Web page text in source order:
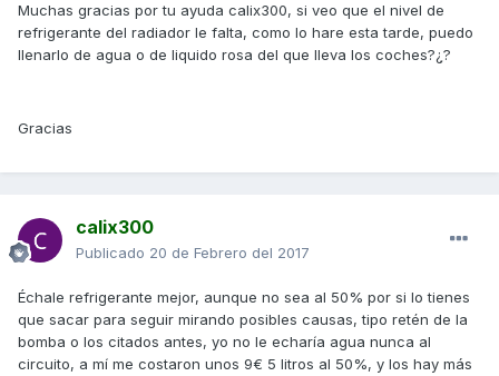
Muchas gracias por tu ayuda calix300, si veo que el nivel de
refrigerante del radiador le falta, como lo hare esta tarde, puedo
llenarlo de agua o de liquido rosa del que lleva los coches?¿?
Gracias
calix300
Publicado 20 de Febrero del 2017
Échale refrigerante mejor, aunque no sea al 50% por si lo tienes
que sacar para seguir mirando posibles causas, tipo retén de la
bomba o los citados antes, yo no le echaría agua nunca al
circuito, a mí me costaron unos 9€ 5 litros al 50%, y los hay más